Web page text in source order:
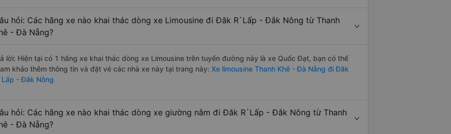
hỏi: Các hãng xe nào khai thác dòng xe Limousine đi Đăk R`Lấp - Đắk Nông từ Thanh
- Đà Nẵng?
lời: Hiện tại có 1 hãng xe khai thác dòng xe Limousine trên tuyến đường này là xe Quốc Đạt, bạn có thể
khảo thêm thông tin và đặt vé các nhà xe này tại trang này: Xe limousine Thanh Khê - Đà Nẵng đi Đăk
- Đắk Nông
hỏi: Các hãng xe nào khai thác dòng xe giường nằm đi Đăk R`Lấp - Đắk Nông từ Thanh
- Đà Nẵng?